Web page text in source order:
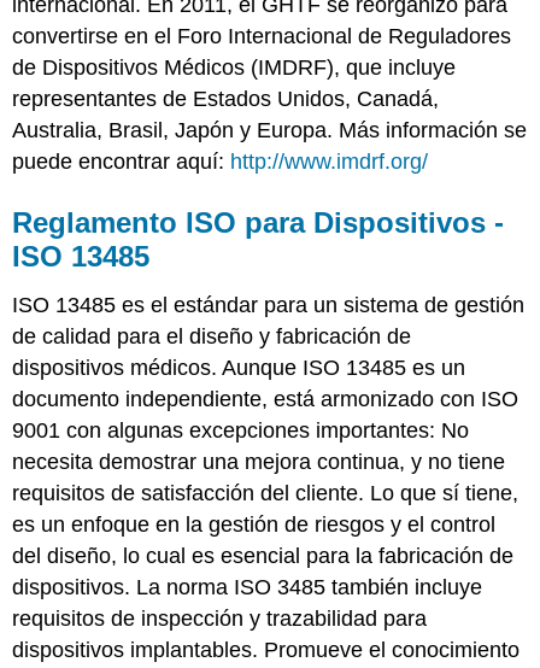
internacional. En 2011, el GHTF se reorganizó para
convertirse en el Foro Internacional de Reguladores
de Dispositivos Médicos (IMDRF), que incluye
representantes de Estados Unidos, Canadá,
Australia, Brasil, Japón y Europa. Más información se
puede encontrar aquí: http://www.imdrf.org/
Reglamento ISO para Dispositivos -
ISO 13485
ISO 13485 es el estándar para un sistema de gestión
de calidad para el diseño y fabricación de
dispositivos médicos. Aunque ISO 13485 es un
documento independiente, está armonizado con ISO
9001 con algunas excepciones importantes: No
necesita demostrar una mejora continua, y no tiene
requisitos de satisfacción del cliente. Lo que sí tiene,
es un enfoque en la gestión de riesgos y el control
del diseño, lo cual es esencial para la fabricación de
dispositivos. La norma ISO 3485 también incluye
requisitos de inspección y trazabilidad para
dispositivos implantables. Promueve el conocimiento